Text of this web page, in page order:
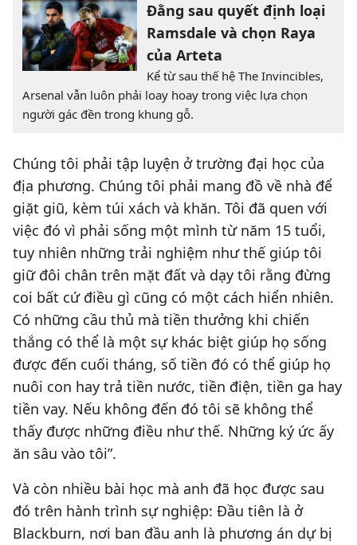
Đằng sau quyết định loại
Ramsdale và chọn Raya
của Arteta
Kể từ sau thế hệ The Invincibles,
Arsenal vẫn luôn phải loay hoay trong việc lựa chọn
người gác đền trong khung gỗ.
Chúng tôi phải tập luyện ở trường đại học của
địa phương. Chúng tôi phải mang đồ về nhà để
giặt giũ, kèm túi xách và khăn. Tôi đã quen với
việc đó vì phải sống một mình từ năm 15 tuổi,
tuy nhiên những trải nghiệm như thế giúp tôi
giữ đôi chân trên mặt đất và dạy tôi rằng đừng
coi bất cứ điều gì cũng có một cách hiển nhiên.
Có những cầu thủ mà tiền thưởng khi chiến
thắng có thể là một sự khác biệt giúp họ sống
được đến cuối tháng, số tiền đó có thể giúp họ
nuôi con hay trả tiền nước, tiền điện, tiền ga hay
tiền vay. Nếu không đến đó tôi sẽ không thể
thấy được những điều như thế. Những ký ức ấy
ăn sâu vào tôi”.
Và còn nhiều bài học mà anh đã học được sau
đó trên hành trình sự nghiệp: Đầu tiên là ở
Blackburn, nơi ban đầu anh là phương án dự bị